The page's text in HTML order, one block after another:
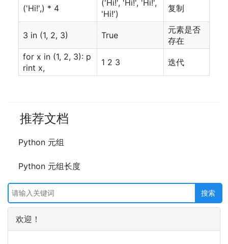
('Hi!',) * 4
('Hi!', 'Hi!', 'Hi!',
'Hi!')
复制
3 in (1, 2, 3) True
元素是否
存在
for x in (1, 2, 3): p
rint x,
1 2 3 迭代
推荐文档
Python 元组
Python 元组长度
欢迎！